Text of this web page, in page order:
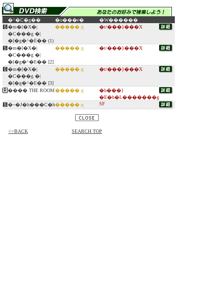
�^�C�g�� �o���ғ�
�W������
�m�[�X�|
�C���g �|
�[�g�^�E�� (1)
�����ˎq �t/���}���X
�m�[�X�|
�C���g �|
�[�g�^�E�� [2]
�����ˎq �t/���}���X
�m�[�X�|
�C���g �|
�[�g�^�E�� [3]
�����ˎq �t/���}���X
���� THE ROOM�����ˎq
�h���}
�E�h�L�������g
�~�J�h���C�h�����ˎq SF
<<BACK SEARCH TOP